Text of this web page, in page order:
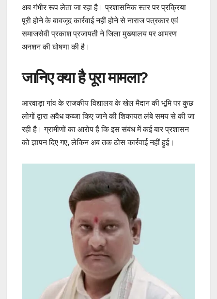
अब गंभीर रूप लेता जा रहा है। प्रशासनिक स्तर पर प्रक्रिया
पूरी होने के बावजूद कार्रवाई नहीं होने से नाराज पत्रकार एवं
समाजसेवी प्रकाश प्रजापती ने जिला मुख्यालय पर आमरण
अनशन की घोषणा की है।
जानिए क्या है पूरा मामला?
आरवाड़ा गांव के राजकीय विद्यालय के खेल मैदान की भूमि पर कुछ
लोगों द्वारा अवैध कब्जा किए जाने की शिकायत लंबे समय से की जा
रही है। ग्रामीणों का आरोप है कि इस संबंध में कई बार प्रशासन
को ज्ञापन दिए गए, लेकिन अब तक ठोस कार्रवाई नहीं हुई।